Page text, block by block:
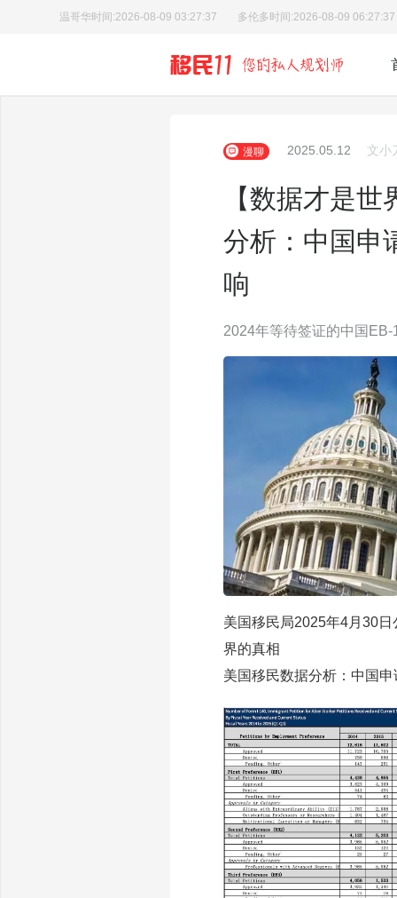
温哥华时间:2026-08-09 03:27:38 多伦多时间:2026-08-09 06:27:38
漫聊 2025.05.12 文小
【数据才是
分析：中国申
响
2024年等待签证的中国
美国移民局2025年4月30
界的真相
美国移民数据分析：中国